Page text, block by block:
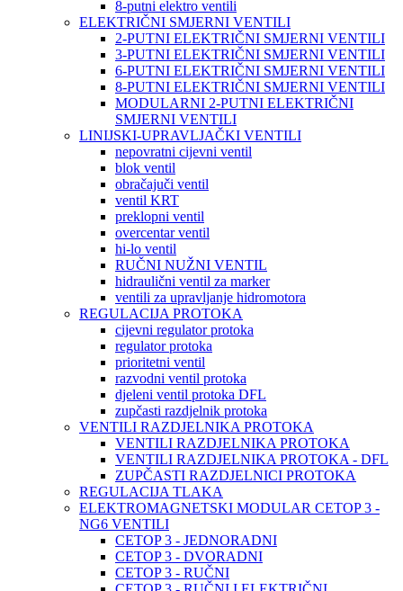
8-putni elektro ventili
ELEKTRIČNI SMJERNI VENTILI
2-PUTNI ELEKTRIČNI SMJERNI VENTILI
3-PUTNI ELEKTRIČNI SMJERNI VENTILI
6-PUTNI ELEKTRIČNI SMJERNI VENTILI
8-PUTNI ELEKTRIČNI SMJERNI VENTILI
MODULARNI 2-PUTNI ELEKTRIČNI
SMJERNI VENTILI
LINIJSKI-UPRAVLJAČKI VENTILI
nepovratni cijevni ventil
blok ventil
obračajuči ventil
ventil KRT
preklopni ventil
overcentar ventil
hi-lo ventil
RUČNI NUŽNI VENTIL
hidraulični ventil za marker
ventili za upravljanje hidromotora
REGULACIJA PROTOKA
cijevni regulator protoka
regulator protoka
prioritetni ventil
razvodni ventil protoka
djeleni ventil protoka DFL
zupčasti razdjelnik protoka
VENTILI RAZDJELNIKA PROTOKA
VENTILI RAZDJELNIKA PROTOKA
VENTILI RAZDJELNIKA PROTOKA - DFL
ZUPČASTI RAZDJELNICI PROTOKA
REGULACIJA TLAKA
ELEKTROMAGNETSKI MODULAR CETOP 3 -
NG6 VENTILI
CETOP 3 - JEDNORADNI
CETOP 3 - DVORADNI
CETOP 3 - RUČNI